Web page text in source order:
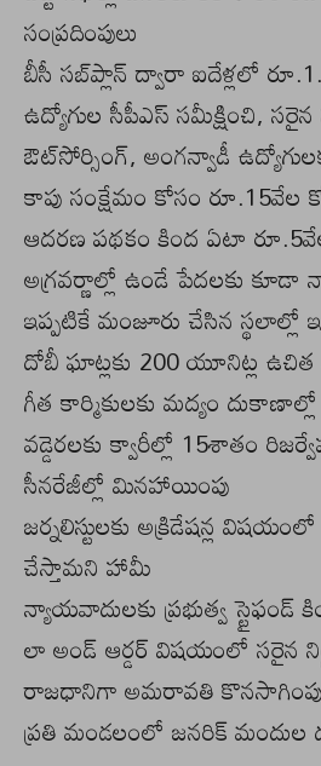
సంప్రదింపులు
బీసీ సబ్‌ప్లాన్‌ ద్వారా ఐదేళ్లలో
ఉద్యోగుల సీపీఎస్‌ సమీక్షించి,
ఔట్‌సోర్సింగ్‌, అంగన్వాడీ
కాపు సంక్షేమం కోసం రూ.15వేల
ఆదరణ పథకం కింద ఏటా
అగ్రవర్ణాల్లో ఉండే పేదలకు కూడా
ఇప్పటికే మంజూరు చేసిన స్థలాల్లో
దోబీ ఘాట్లకు 200 యూనిట్ల ఉచిత
గీత కార్మికులకు మద్యం
వడ్డెరలకు క్వారీల్లో 15శాతం
సీనరేజీల్లో మినహాయింపు
జర్నలిస్టులకు అక్రిడేషన్ల
చేస్తామని హామీ
న్యాయవాదులకు ప్రభుత్వ స్టైఫండ్
లా అండ్ ఆర్డర్ విషయంలో సరైన
రాజధానిగా అమరావతి కొనసాగింపు
ప్రతి మండలంలో జనరిక్‌ మందుల